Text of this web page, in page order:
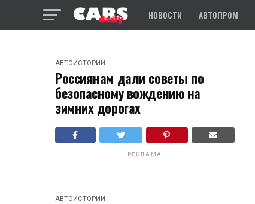
НОВОСТИ АВТОПРОМ
АВТОИСТОРИИ
Россиянам дали советы по
безопасному вождению на
зимних дорогах
РЕКЛАМА
АВТОИСТОРИИ